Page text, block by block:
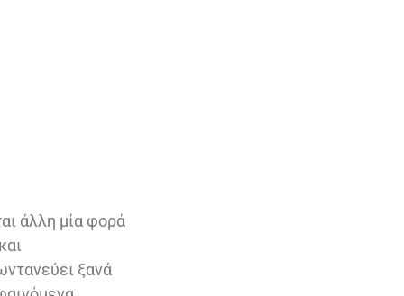
άλλη μία φορά
ξανά